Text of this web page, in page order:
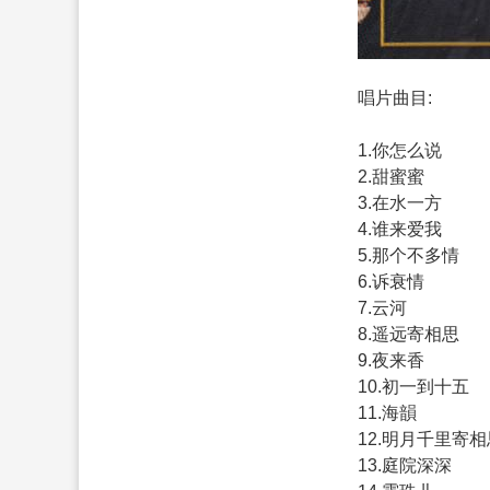
唱片曲目:
1.你怎么说
2.甜蜜蜜
3.在水一方
4.谁来爱我
5.那个不多情
6.诉衰情
7.云河
8.遥远寄相思
9.夜来香
10.初一到十五
11.海韻
12.明月千里寄相
13.庭院深深